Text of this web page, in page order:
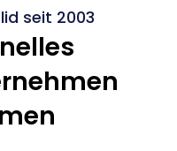
seit 2003